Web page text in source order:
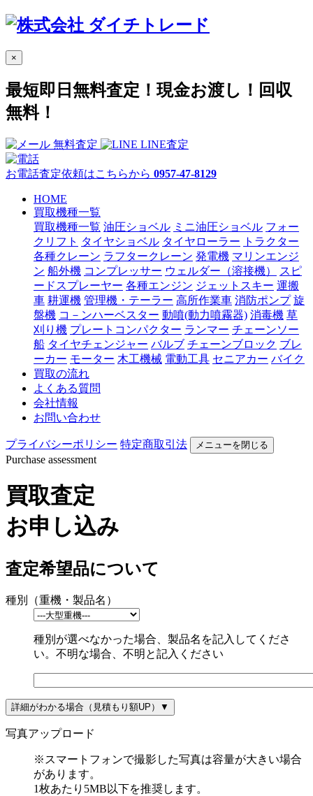
×
最短即日無料査定！現金お渡し！回収
無料！
無料査定 LINE査定
お電話査定依頼はこちらから 0957-47-8129
HOME
買取機種一覧
買取機種一覧 油圧ショベル ミニ油圧ショベル フォー
クリフト タイヤショベル タイヤローラー
トラクター
各種クレーン ラフタークレーン 発電機 マリンエンジ
ン 船外機 コンプレッサー ウェルダー（溶接機）
スピ
ードスプレーヤー 各種エンジン ジェットスキー 運搬
車 耕運機 管理機・テーラー 高所作業車 消防ポンプ 旋
盤機 コ－ンハーベスター 動噴(動力噴霧器) 消毒機 草
刈り機 プレートコンパクター ランマー チェーンソー
船 タイヤチェンジャー バルブ チェーンブロック ブレ
ーカー モーター 木工機械 電動工具 セニアカー バイク
買取の流れ
よくある質問
会社情報
お問い合わせ
プライバシーポリシー 特定商取引法 メニューを閉じる
Purchase assessment
買取査定
お申し込み
査定希望品について
種別（重機・製品名）
種別が選べなかった場合、製品名を記入してくださ
い。不明な場合、不明と記入ください
詳細がわかる場合（見積もり額UP） ▼
写真アップロード
※スマートフォンで撮影した写真は容量が大きい場合
があります。
1枚あたり5MB以下を推奨します。